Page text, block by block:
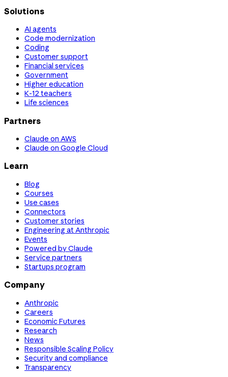
Solutions
AI agents
Code modernization
Coding
Customer support
Financial services
Government
Higher education
K-12 teachers
Life sciences
Partners
Claude on AWS
Claude on Google Cloud
Learn
Blog
Courses
Use cases
Connectors
Customer stories
Engineering at Anthropic
Events
Powered by Claude
Service partners
Startups program
Company
Anthropic
Careers
Economic Futures
Research
News
Responsible Scaling Policy
Security and compliance
Transparency